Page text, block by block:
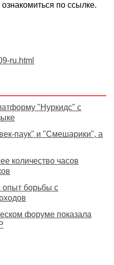
по ссылке.
ru.html
"Нуркидс" с
паук" и "Смешарики", а
количество часов
опыт борьбы с
форуме показала